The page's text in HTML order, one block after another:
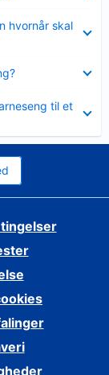
hvornår skal
til et